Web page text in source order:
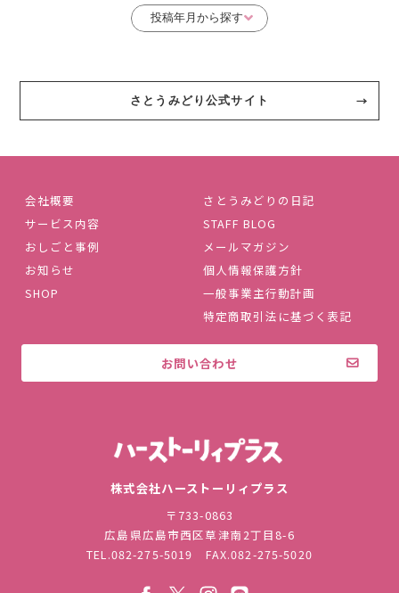
さとうみどり公式サイト
会社概要
サービス内容
おしごと事例
お知らせ
SHOP
さとうみどりの日記
STAFF BLOG
メールマガジン
個人情報保護方針
一般事業主行動計画
特定商取引法に基づく表記
お問い合わせ
株式会社ハーストーリィプラス
〒733-0863
広島県広島市西区草津南2丁目8-6
TEL.082-275-5019 FAX.082-275-5020